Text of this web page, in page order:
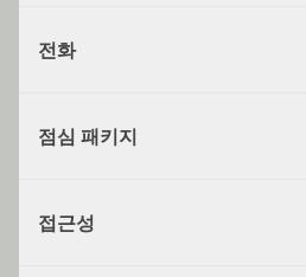
전화
점심 패키지
접근성